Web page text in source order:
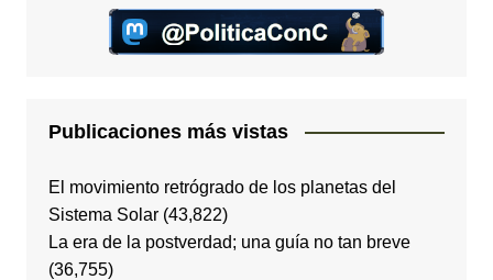
Publicaciones más vistas
El movimiento retrógrado de los planetas del
Sistema Solar (43,822)
La era de la postverdad; una guía no tan breve
(36,755)